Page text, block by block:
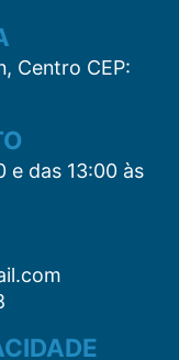
Centro CEP:
e das 13:00 às